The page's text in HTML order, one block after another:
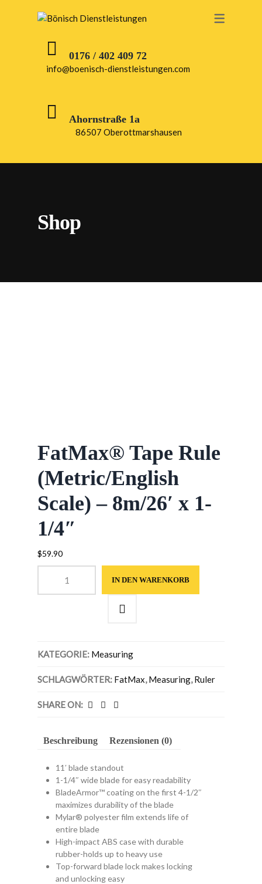
0176 / 402 409 72
info@boenisch-dienstleistungen.com
Ahornstraße 1a
86507 Oberottmarshausen
Shop
FatMax® Tape Rule
(Metric/English
Scale) – 8m/26′ x 1-
1/4″
$59.90
Rule
8m/26'
1-
Menge
IN DEN WARENKORB
KATEGORIE: Measuring
SCHLAGWÖRTER: FatMax,Measuring,Ruler
SHARE ON:
Beschreibung Rezensionen (0)
11′ blade standout
1-1/4″ wide blade for easy readability
BladeArmor™ coating on the first 4-1/2″
maximizes durability of the blade
Mylar® polyester film extends life of
entire blade
High-impact ABS case with durable
rubber-holds up to heavy use
Top-forward blade lock makes locking
and unlocking easy